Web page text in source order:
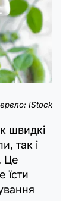
IStock
швидкі
так і
Це
їсти